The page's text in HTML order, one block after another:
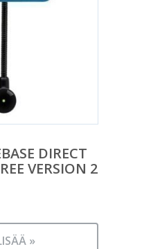
DIRECT
VERSION 2
»